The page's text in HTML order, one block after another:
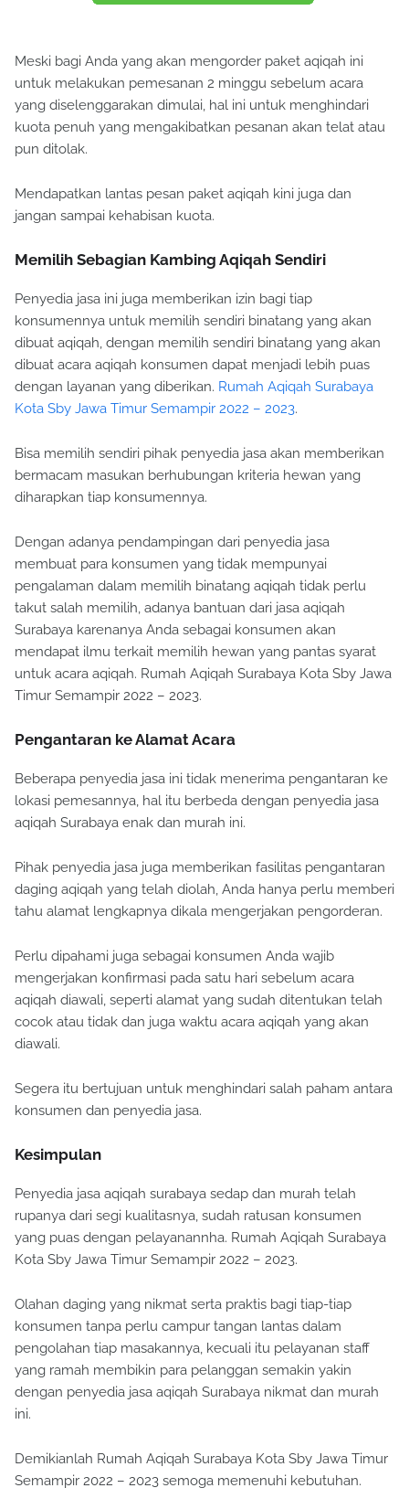
Meski bagi Anda yang akan mengorder paket aqiqah ini
untuk melakukan pemesanan 2 minggu sebelum acara
yang diselenggarakan dimulai, hal ini untuk menghindari
kuota penuh yang mengakibatkan pesanan akan telat atau
pun ditolak.
Mendapatkan lantas pesan paket aqiqah kini juga dan
jangan sampai kehabisan kuota.
Memilih Sebagian Kambing Aqiqah Sendiri
Penyedia jasa ini juga memberikan izin bagi tiap
konsumennya untuk memilih sendiri binatang yang akan
dibuat aqiqah, dengan memilih sendiri binatang yang akan
dibuat acara aqiqah konsumen dapat menjadi lebih puas
dengan layanan yang diberikan. Rumah Aqiqah Surabaya
Kota Sby Jawa Timur Semampir 2022 – 2023.
Bisa memilih sendiri pihak penyedia jasa akan memberikan
bermacam masukan berhubungan kriteria hewan yang
diharapkan tiap konsumennya.
Dengan adanya pendampingan dari penyedia jasa
membuat para konsumen yang tidak mempunyai
pengalaman dalam memilih binatang aqiqah tidak perlu
takut salah memilih, adanya bantuan dari jasa aqiqah
Surabaya karenanya Anda sebagai konsumen akan
mendapat ilmu terkait memilih hewan yang pantas syarat
untuk acara aqiqah. Rumah Aqiqah Surabaya Kota Sby Jawa
Timur Semampir 2022 – 2023.
Pengantaran ke Alamat Acara
Beberapa penyedia jasa ini tidak menerima pengantaran ke
lokasi pemesannya, hal itu berbeda dengan penyedia jasa
aqiqah Surabaya enak dan murah ini.
Pihak penyedia jasa juga memberikan fasilitas pengantaran
daging aqiqah yang telah diolah, Anda hanya perlu memberi
tahu alamat lengkapnya dikala mengerjakan pengorderan.
Perlu dipahami juga sebagai konsumen Anda wajib
mengerjakan konfirmasi pada satu hari sebelum acara
aqiqah diawali, seperti alamat yang sudah ditentukan telah
cocok atau tidak dan juga waktu acara aqiqah yang akan
diawali.
Segera itu bertujuan untuk menghindari salah paham antara
konsumen dan penyedia jasa.
Kesimpulan
Penyedia jasa aqiqah surabaya sedap dan murah telah
rupanya dari segi kualitasnya, sudah ratusan konsumen
yang puas dengan pelayanannha. Rumah Aqiqah Surabaya
Kota Sby Jawa Timur Semampir 2022 – 2023.
Olahan daging yang nikmat serta praktis bagi tiap-tiap
konsumen tanpa perlu campur tangan lantas dalam
pengolahan tiap masakannya, kecuali itu pelayanan staff
yang ramah membikin para pelanggan semakin yakin
dengan penyedia jasa aqiqah Surabaya nikmat dan murah
ini.
Demikianlah Rumah Aqiqah Surabaya Kota Sby Jawa Timur
Semampir 2022 – 2023 semoga memenuhi kebutuhan.